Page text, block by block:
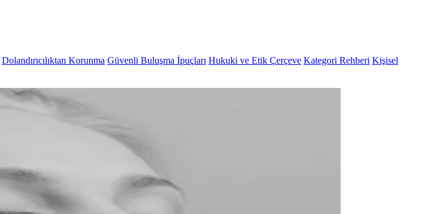
Dolandırıcılıktan Korunma Güvenli Buluşma İpuçları Hukuki ve Etik Çerçeve Kategori Rehberi Kişisel